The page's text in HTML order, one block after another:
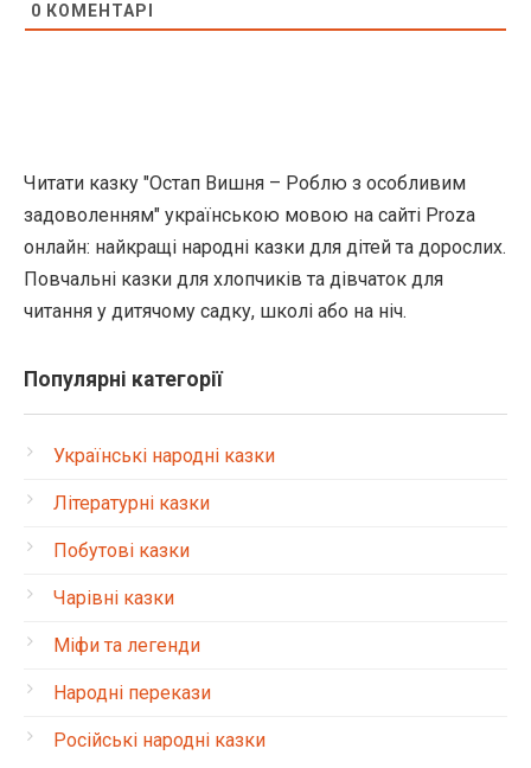
0 КОМЕНТАРІ
Читати казку "Остап Вишня – Роблю з особливим
задоволенням" українською мовою на сайті Proza
онлайн: найкращі народні казки для дітей та дорослих.
Повчальні казки для хлопчиків та дівчаток для
читання у дитячому садку, школі або на ніч.
Популярні категорії
Українські народні казки
Літературні казки
Побутові казки
Чарівні казки
Міфи та легенди
Народні перекази
Російські народні казки